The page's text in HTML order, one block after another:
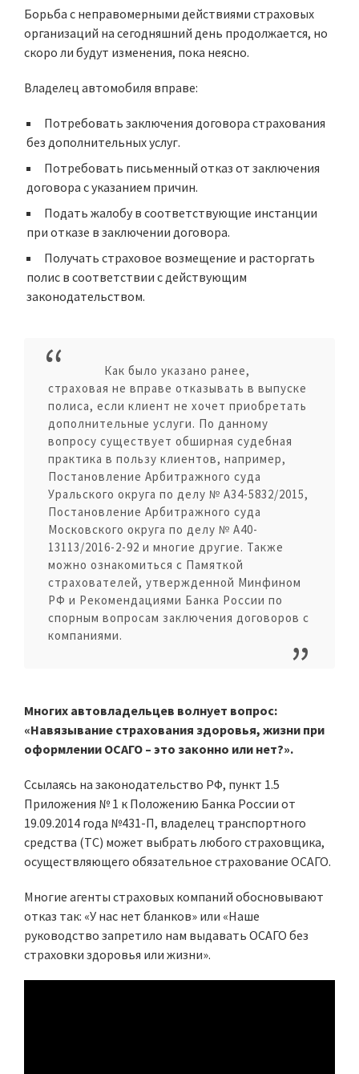
Борьба с неправомерными действиями страховых
организаций на сегодняшний день продолжается, но
скоро ли будут изменения, пока неясно.
Владелец автомобиля вправе:
Потребовать заключения договора страхования
без дополнительных услуг.
Потребовать письменный отказ от заключения
договора с указанием причин.
Подать жалобу в соответствующие инстанции
при отказе в заключении договора.
Получать страховое возмещение и расторгать
полис в соответствии с действующим
законодательством.
Как было указано ранее,
страховая не вправе отказывать в выпуске
полиса, если клиент не хочет приобретать
дополнительные услуги. По данному
вопросу существует обширная судебная
практика в пользу клиентов, например,
Постановление Арбитражного суда
Уральского округа по делу № А34-5832/2015,
Постановление Арбитражного суда
Московского округа по делу № А40-
13113/2016-2-92 и многие другие. Также
можно ознакомиться с Памяткой
страхователей, утвержденной Минфином
РФ и Рекомендациями Банка России по
спорным вопросам заключения договоров с
компаниями.
Многих автовладельцев волнует вопрос:
«Навязывание страхования здоровья, жизни при
оформлении ОСАГО – это законно или нет?».
Ссылаясь на законодательство РФ, пункт 1.5
Приложения № 1 к Положению Банка России от
19.09.2014 года №431-П, владелец транспортного
средства (ТС) может выбрать любого страховщика,
осуществляющего обязательное страхование ОСАГО.
Многие агенты страховых компаний обосновывают
отказ так: «У нас нет бланков» или «Наше
руководство запретило нам выдавать ОСАГО без
страховки здоровья или жизни».